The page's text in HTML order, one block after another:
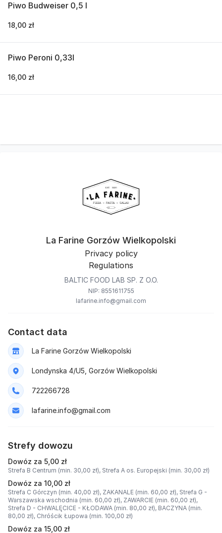
Piwo Budweiser 0,5 l
18,00 zł
Piwo Peroni 0,33l
16,00 zł
La Farine Gorzów Wielkopolski
Privacy policy
Regulations
BALTIC FOOD LAB SP. Z O.O.
NIP: 8551611755
lafarine.info@gmail.com
Contact data
La Farine Gorzów Wielkopolski
Londynska 4/U5, Gorzów Wielkopolski
722266728
lafarine.info@gmail.com
Strefy dowozu
Dowóz za 5,00 zł
Strefa B Centrum (min. 30,00 zł), Strefa A os. Europejski (min. 30,00 zł)
Dowóz za 10,00 zł
Strefa C Górczyn (min. 40,00 zł), ZAKANALE (min. 60,00 zł), Strefa G -
Warszawska wschodnia (min. 60,00 zł), ZAWARCIE (min. 60,00 zł),
Strefa D - CHWALĘCICE - KŁODAWA (min. 80,00 zł), BACZYNA (min.
80,00 zł), Chróścik Łupowa (min. 100,00 zł)
Dowóz za 15,00 zł